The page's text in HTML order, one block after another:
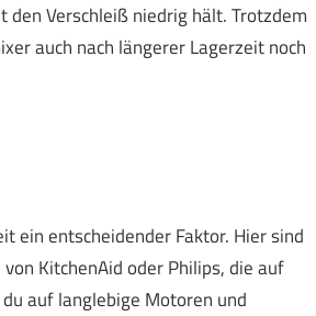
Verschleiß niedrig hält. Trotzdem
auch nach längerer Lagerzeit noch
ein entscheidender Faktor. Hier sind
KitchenAid oder Philips, die auf
auf langlebige Motoren und